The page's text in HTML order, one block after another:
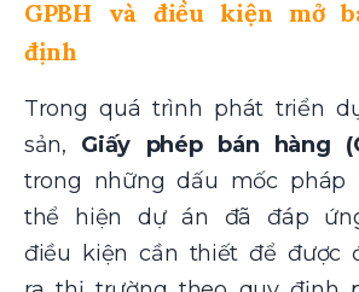
GPBH và điều kiện mở
định
Trong quá trình phát triển
sản, Giấy phép bán hàng
trong những dấu mốc pháp
thể hiện dự án đã đáp
điều kiện cần thiết để được